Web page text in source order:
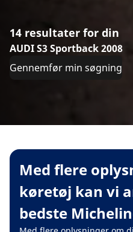
14 resultater for din
AUDI S3 Sportback 2008
Gennemfør min søgning
Med flere
køretøj kan vi
bedste